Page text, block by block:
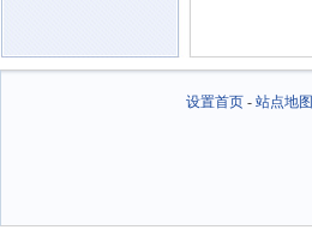
设置首页- 站点地图